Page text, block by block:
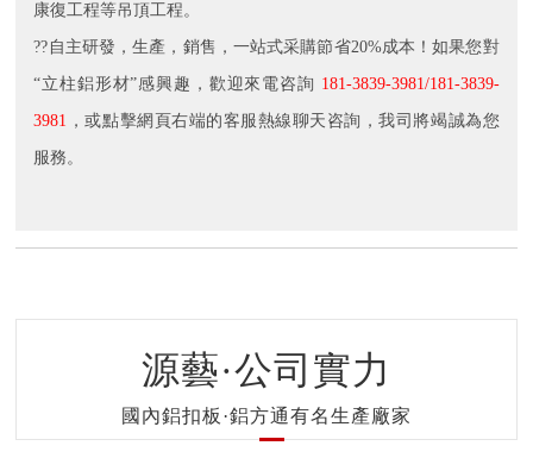
康復工程等吊頂工程。
??自主研發，生產，銷售，一站式采購節省20%成本！如果您對
“立柱鋁形材”感興趣，歡迎來電咨詢 181-3839-3981/181-3839-
3981 ，或點擊網頁右端的客服熱線聊天咨詢，我司將竭誠為您
服務。
源藝·公司實力
國內鋁扣板·鋁方通有名生產廠家